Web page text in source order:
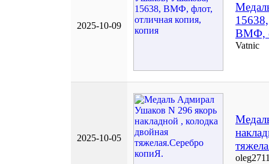
2025-10-09
15638,
ВМФ,
Vatnic
2025-10-05